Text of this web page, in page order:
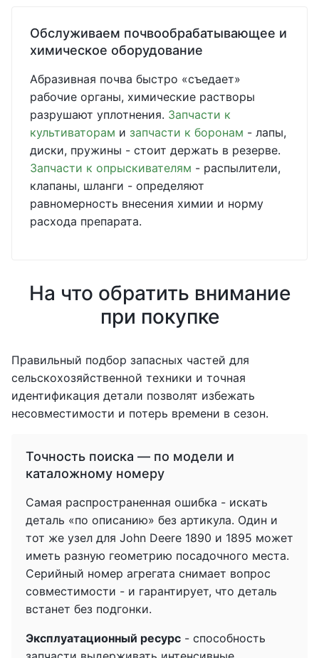
Обслуживаем почвообрабатывающее и
химическое оборудование
Абразивная почва быстро «съедает»
рабочие органы, химические растворы
разрушают уплотнения. Запчасти к
культиваторам и запчасти к боронам - лапы,
диски, пружины - стоит держать в резерве.
Запчасти к опрыскивателям - распылители,
клапаны, шланги - определяют
равномерность внесения химии и норму
расхода препарата.
На что обратить внимание
при покупке
Правильный подбор запасных частей для
сельскохозяйственной техники и точная
идентификация детали позволят избежать
несовместимости и потерь времени в сезон.
Точность поиска — по модели и
каталожному номеру
Самая распространенная ошибка - искать
деталь «по описанию» без артикула. Один и
тот же узел для John Deere 1890 и 1895 может
иметь разную геометрию посадочного места.
Серийный номер агрегата снимает вопрос
совместимости - и гарантирует, что деталь
встанет без подгонки.
Эксплуатационный ресурс - способность